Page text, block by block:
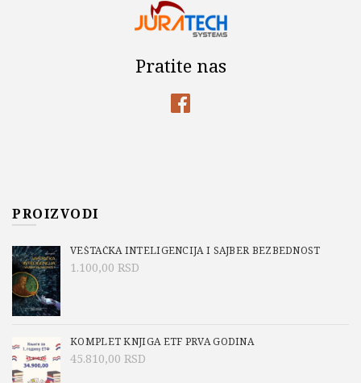
Pratite nas
PROIZVODI
VEŠTAČKA INTELIGENCIJA I SAJBER BEZBEDNOST
1.100,00 RSD
KOMPLET KNJIGA ETF PRVA GODINA
45.810,00 RSD